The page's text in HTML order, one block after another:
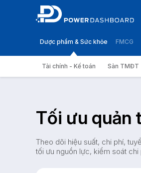
Dược phẩm & Sức khỏe
Tài chính - Kế toán Sàn TMĐT
FMCG
Tối ưu quản
Theo dõi hiệu suất, chi phí,
tối ưu nguồn lực, kiểm soát chi